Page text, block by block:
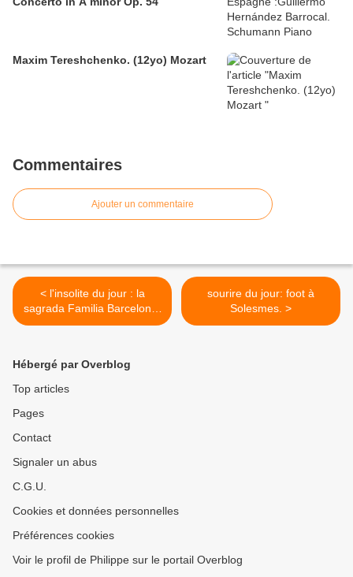
Maxim Tereshchenko. (12yo) Mozart
Commentaires
Ajouter un commentaire
< l'insolite du jour : la
sagrada Familia Barcelone:
après 137 ans permis de
sourire du jour: foot à
Solesmes. >
Hébergé par Overblog
Top articles
Pages
Contact
Signaler un abus
C.G.U.
Cookies et données personnelles
Préférences cookies
Voir le profil de Philippe sur le portail Overblog